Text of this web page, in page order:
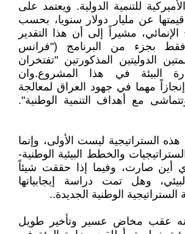
الأميركية للتنمية الدولية. ويعتمد على
عن مليار دولار سنويا، بحسب
الإنمائي، مشيراً إلى أن هذا التقدير
فقط بجزء من البرنامج ("فرانس
الدوليتين المذكورتين "تفتخران
البيئة في هذا المشروع.وان
إنجازاً مهما في جهود العراق لمعالجة
وتتماشى مع أهداف التنمية الوطنية".
الستراتيجية ليست الأولى، وإنما
والخطط البيئية الوطنية-
أين صارت، وفيما إذا حققت شيئاً
وهل تمت دراسة إيجابياتها
الستراتيجية الوطنية الجديدة..
عقب مخاض عسير وتأخير طويل